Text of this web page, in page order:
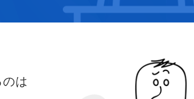
は